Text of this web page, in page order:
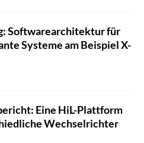
Softwarearchitektur für
Systeme am Beispiel X-
Eine HiL-Plattform
Wechselrichter